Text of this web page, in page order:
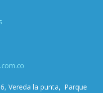
Vereda la punta, Parque